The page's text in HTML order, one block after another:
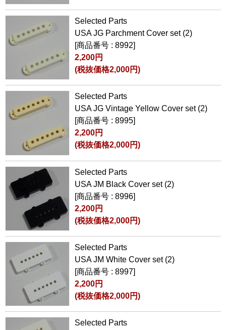
Selected Parts
USA JG Parchment Cover set (2)
[商品番号 : 8992]
2,200円
(税抜価格2,000円)
Selected Parts
USA JG Vintage Yellow Cover set (2)
[商品番号 : 8995]
2,200円
(税抜価格2,000円)
Selected Parts
USA JM Black Cover set (2)
[商品番号 : 8996]
2,200円
(税抜価格2,000円)
Selected Parts
USA JM White Cover set (2)
[商品番号 : 8997]
2,200円
(税抜価格2,000円)
Selected Parts